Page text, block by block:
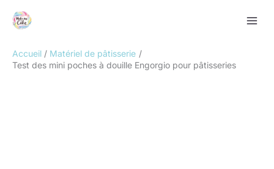
Accueil
Matériel de pâtisserie
Test des mini poches à douille Engorgio pour pâtisseries